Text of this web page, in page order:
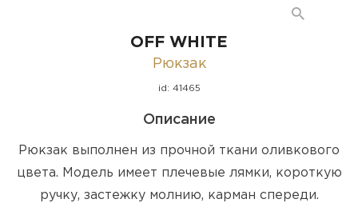
OFF WHITE
Рюкзак
id: 41465
Описание
Рюкзак выполнен из прочной ткани оливкового
цвета. Модель имеет плечевые лямки, короткую
ручку, застежку молнию, карман спереди.